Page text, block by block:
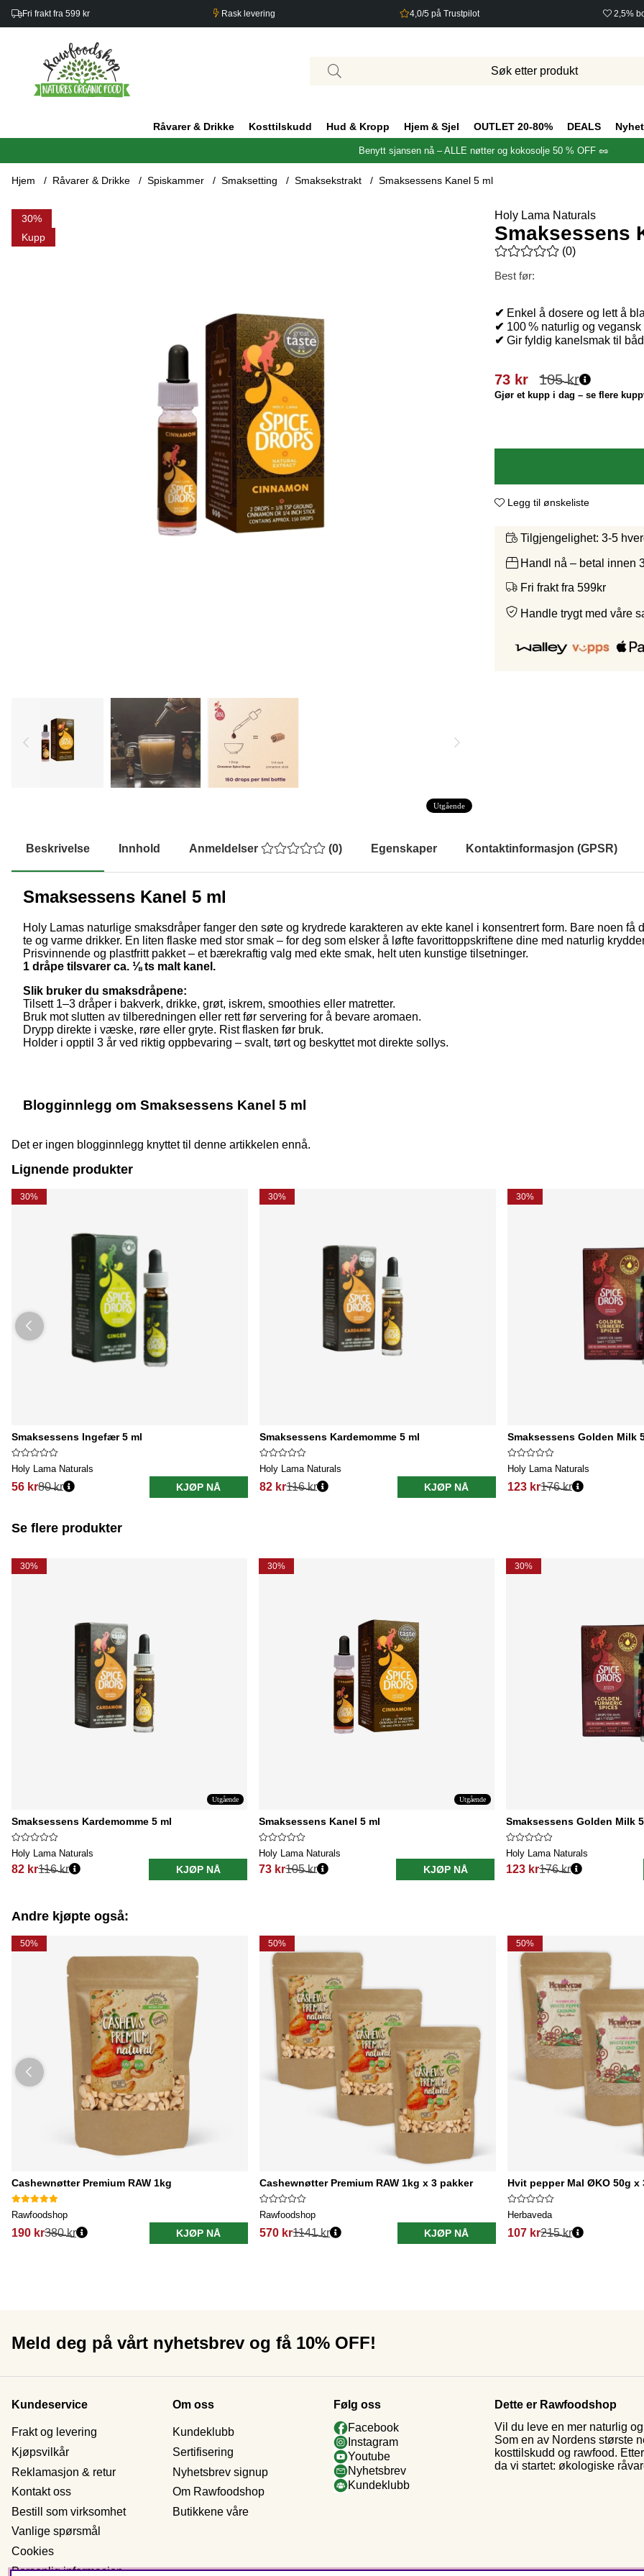
Fri frakt fra 599 kr Rask levering 4,0/5 på Trustpilot 2,5%
Råvarer & Drikke Kosttilskudd Hud & Kropp Hjem & Sjel OUTLET 20-80% DEALS
Benytt sjansen nå – ALLE nøtter og kokosolje 50 % OFF 🥜
Hjem Råvarer & Drikke Spiskammer Smaksetting Smaksekstrakt Smaksessens Kanel 5 ml
Utgående
30
Kupp
Produktbilder Smaksessens Kanel 5 ml Holy Lama Naturals
Smaksessens
Gjennomsnittlig rangering 0
(0)
Best før:
✔ Enkel å dosere og lett å
✔ 100 % naturlig og
✔ Gir fyldig kanelsmak til
105kr
73 kr
Gjør et kupp i dag – se flere
Legg til ønskeliste
Tilgjengelighet: 3-5
Handl nå – betal innen
Fri frakt fra 599kr
Handle trygt med våre
Beskrivelse Innhold Anmeldelser (0) Egenskaper Kontaktinformasjon (GPSR)
Smaksessens Kanel 5 ml
Holy Lamas naturlige smaksdråper fanger den søte og krydrede karakteren av ekte kanel i konsentrert form. Bare noen
te og varme drikker. En liten flaske med stor smak – for deg som elsker å løfte favorittoppskriftene dine med naturlig
Prisvinnende og plastfritt pakket – et bærekraftig valg med ekte smak, helt uten kunstige tilsetninger.
1 dråpe tilsvarer ca. ⅛ ts malt kanel.
Slik bruker du smaksdråpene:
Tilsett 1–3 dråper i bakverk, drikke, grøt, iskrem, smoothies eller matretter.
Bruk mot slutten av tilberedningen eller rett før servering for å bevare aromaen.
Drypp direkte i væske, røre eller gryte. Rist flasken før bruk.
Holder i opptil 3 år ved riktig oppbevaring – svalt, tørt og beskyttet mot direkte sollys.
Blogginnlegg om Smaksessens Kanel 5 ml
Det er ingen blogginnlegg knyttet til denne artikkelen ennå.
Lignende produkter
30%
Smaksessens Ingefær 5 ml
Holy Lama Naturals
56 kr80 kr KJØP NÅ
30%
Smaksessens Kardemomme 5 ml
Holy Lama Naturals
82 kr116 kr KJØP NÅ
30%
Smaksessens Golden Milk
Holy Lama Naturals
123 kr176 kr
Se flere produkter
30%
Utgående
Smaksessens Kardemomme 5 ml
Holy Lama Naturals
82 kr
Vanlig pris:
116 kr KJØP NÅ
30%
Utgående
Smaksessens Kanel 5 ml
Holy Lama Naturals
73 kr
Vanlig pris:
105 kr KJØP NÅ
30%
Smaksessens Golden Milk
Holy Lama Naturals
123 kr
Vanlig pris:
176 kr
Andre kjøpte også:
50%
Cashewnøtter Premium RAW 1kg
Rawfoodshop
190 kr380 kr KJØP NÅ
50%
Cashewnøtter Premium RAW 1kg x 3 pakker
Rawfoodshop
570 kr1141 kr KJØP NÅ
50%
Hvit pepper Mal ØKO 50g x
Herbaveda
107 kr215 kr
Meld deg på vårt nyhetsbrev og få 10% OFF!
Kundeservice
Frakt og levering
Kjøpsvilkår
Reklamasjon & retur
Kontakt oss
Bestill som virksomhet
Vanlige spørsmål
Cookies
Personlig informasjon
Om oss
Kundeklubb
Sertifisering
Nyhetsbrev signup
Om Rawfoodshop
Butikkene våre
Følg oss
Facebook
Instagram
Youtube
Nyhetsbrev
Kundeklubb
Dette er Rawfoodshop
Vil du leve en mer naturlig
Som en av Nordens største
kosttilskudd og rawfood.
da vi startet: økologiske